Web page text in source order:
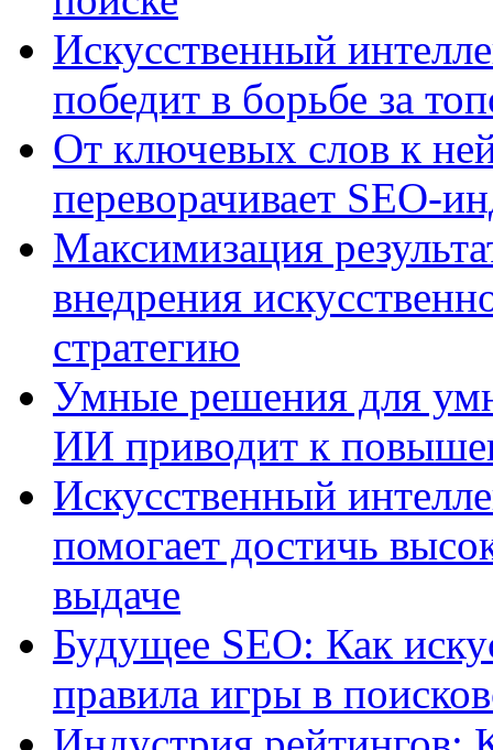
Искусственный
победит в борьбе за
От ключевых слов к
переворачивает SEO-
Максимизация
внедрения
стратегию
Умные решения для
ИИ приводит к
Искусственный
помогает достичь
выдаче
Будущее SEO: Как
правила игры в